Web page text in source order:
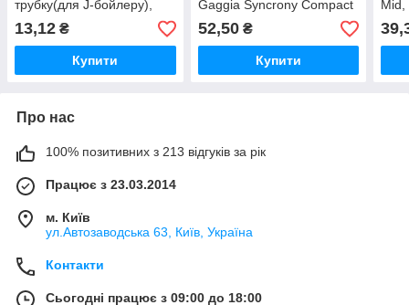
трубку(для J-бойлеру),
Incanto
13,12 ₴
Купити
Gaggia Syncrony Compact
52,50₴
Купити
Mid,
Про нас
100% позитивних з 213 відгуків за рік
Працює з 23.03.2014
м. Київ
ул.Автозаводська 63, Київ, Україна
Контакти
Сьогодні працює з 09:00 до 18:00